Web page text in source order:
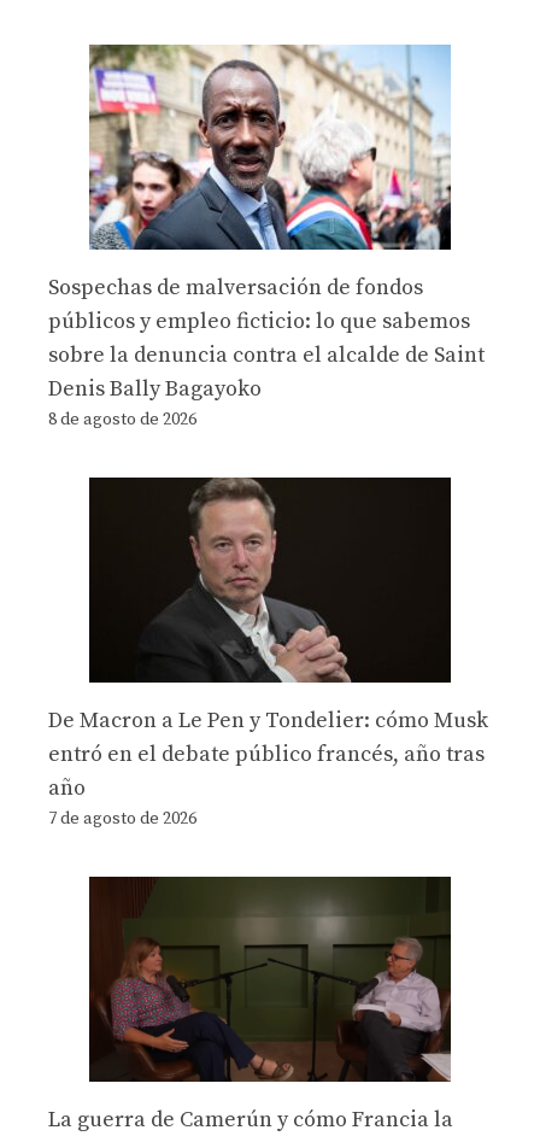
Sospechas de malversación de fondos
públicos y empleo ficticio: lo que sabemos
sobre la denuncia contra el alcalde de Saint
Denis Bally Bagayoko
8 de agosto de 2026
De Macron a Le Pen y Tondelier: cómo Musk
entró en el debate público francés, año tras
año
7 de agosto de 2026
La guerra de Camerún y cómo Francia la